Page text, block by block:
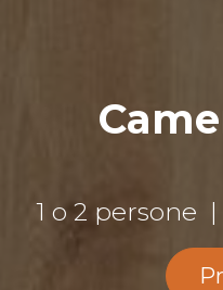
1 o 2 persone